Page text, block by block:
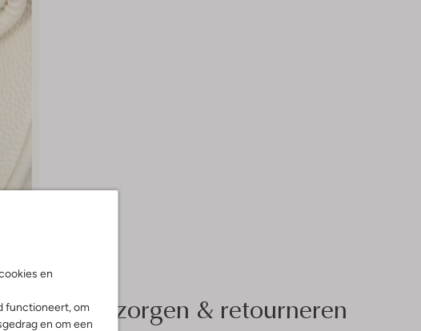
en
functioneert, om
en om eenBezorgen & retourneren